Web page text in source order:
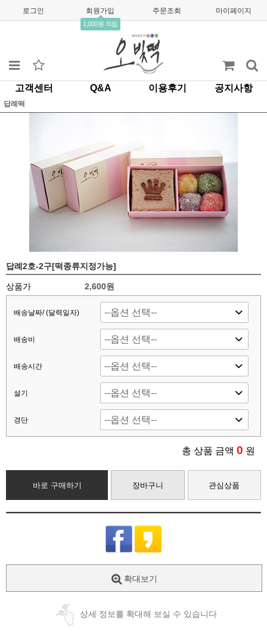
로그인 회원가입
1,000원 적립
주문조회 마이페이지
고객센터 Q&A 이용후기 공지사항
답례떡
답례2호-2구[떡종류지정가능]
상품가 2,600원
배송날짜/ (달력일자)
배송비
배송시간
설기
경단
총 상품 금액 0 원
바로 구매하기 장바구니 관심상품
확대보기
상세 정보를 확대해 보실 수 있습니다